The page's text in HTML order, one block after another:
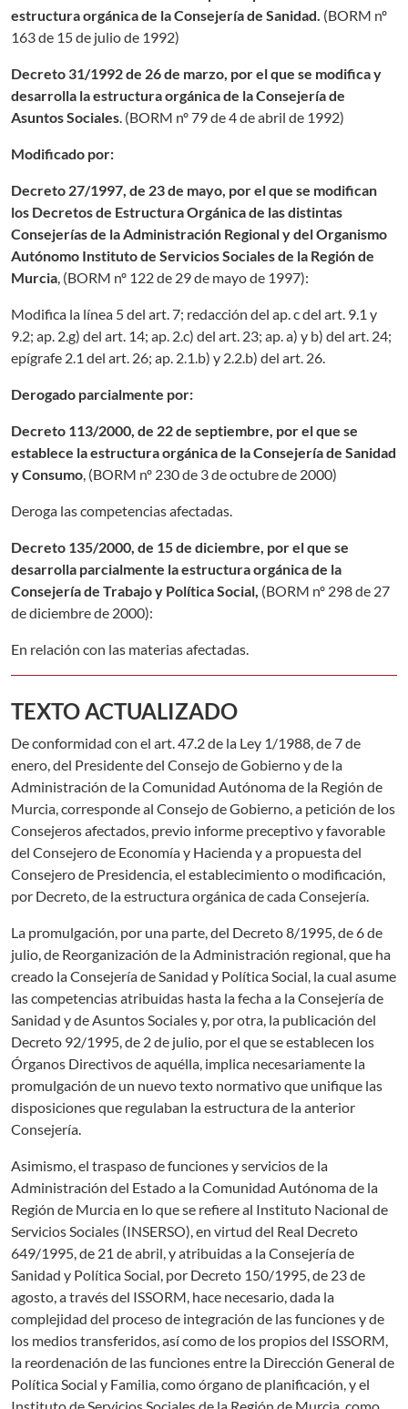
estructura orgánica de la Consejería de Sanidad. (BORM nº
163 de 15 de julio de 1992)
Decreto 31/1992 de 26 de marzo, por el que se modifica y
desarrolla la estructura orgánica de la Consejería de
Asuntos Sociales. (BORM nº 79 de 4 de abril de 1992)
Modificado por:
Decreto 27/1997, de 23 de mayo, por el que se modifican
los Decretos de Estructura Orgánica de las distintas
Consejerías de la Administración Regional y del Organismo
Autónomo Instituto de Servicios Sociales de la Región de
Murcia, (BORM nº 122 de 29 de mayo de 1997):
Modifica la línea 5 del art. 7; redacción del ap. c del art. 9.1 y
9.2; ap. 2.g) del art. 14; ap. 2.c) del art. 23; ap. a) y b) del art. 24;
epígrafe 2.1 del art. 26; ap. 2.1.b) y 2.2.b) del art. 26.
Derogado parcialmente por:
Decreto 113/2000, de 22 de septiembre, por el que se
establece la estructura orgánica de la Consejería de Sanidad
y Consumo, (BORM nº 230 de 3 de octubre de 2000)
Deroga las competencias afectadas.
Decreto 135/2000, de 15 de diciembre, por el que se
desarrolla parcialmente la estructura orgánica de la
Consejería de Trabajo y Política Social, (BORM nº 298 de 27
de diciembre de 2000):
En relación con las materias afectadas.
TEXTO ACTUALIZADO
De conformidad con el art. 47.2 de la Ley 1/1988, de 7 de
enero, del Presidente del Consejo de Gobierno y de la
Administración de la Comunidad Autónoma de la Región de
Murcia, corresponde al Consejo de Gobierno, a petición de los
Consejeros afectados, previo informe preceptivo y favorable
del Consejero de Economía y Hacienda y a propuesta del
Consejero de Presidencia, el establecimiento o modificación,
por Decreto, de la estructura orgánica de cada Consejería.
La promulgación, por una parte, del Decreto 8/1995, de 6 de
julio, de Reorganización de la Administración regional, que ha
creado la Consejería de Sanidad y Política Social, la cual asume
las competencias atribuidas hasta la fecha a la Consejería de
Sanidad y de Asuntos Sociales y, por otra, la publicación del
Decreto 92/1995, de 2 de julio, por el que se establecen los
Órganos Directivos de aquélla, implica necesariamente la
promulgación de un nuevo texto normativo que unifique las
disposiciones que regulaban la estructura de la anterior
Consejería.
Asimismo, el traspaso de funciones y servicios de la
Administración del Estado a la Comunidad Autónoma de la
Región de Murcia en lo que se refiere al Instituto Nacional de
Servicios Sociales (INSERSO), en virtud del Real Decreto
649/1995, de 21 de abril, y atribuidas a la Consejería de
Sanidad y Política Social, por Decreto 150/1995, de 23 de
agosto, a través del ISSORM, hace necesario, dada la
complejidad del proceso de integración de las funciones y de
los medios transferidos, así como de los propios del ISSORM,
la reordenación de las funciones entre la Dirección General de
Política Social y Familia, como órgano de planificación, y el